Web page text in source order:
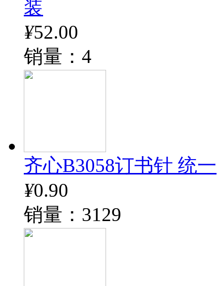
装
¥52.00
销量：4
齐心B3058订书针 统一
¥0.90
销量：3129